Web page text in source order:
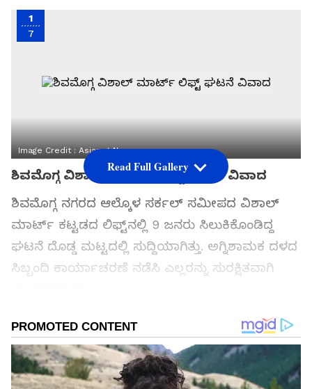
1
7
Image Credit : Asianet News
ಶಿವಮೊಗ್ಗ ವಿಶಾಲ್ ಮಾರ್ಟ್‌ ಲಿಫ್ಟ್ ಘಟನೆ ವಿವಾದ
ಶಿವಮೊಗ್ಗ ನಗರದ ಆಲ್ಕೊಳ ಸರ್ಕಲ್‌ ಸಮೀಪದ ವಿಶಾಲ್‌
ಮಾರ್ಟ್‌ ಕಟ್ಟಡದ ಲಿಫ್ಟ್‌ನಲ್ಲಿ 9 ಜನರು ಸಿಲುಕಿಕೊಂಡಿದ್ದ
ಘಟನೆ ದೊಡ್ಡ ಮಟ್ಟದಲ್ಲಿ ಸುದ್ದಿಯಾಗಿತ್ತು. ಅಗ್ನಿಶಾಮಕ ದಳದ
ಸಿಬ್ಬಂದಿ ಕಾರ್ಯಾಚರಣೆ ನಡೆಸಿ ಎಲ್ಲರನ್ನು ಸುರಕ್ಷಿತವಾಗಿ
ಸಮಗ್ರ ಸುದ್ದಿ ಮೂಲವನ್ನಾಗಿ asianet suvarna news ಅನ್ನು
ಆಯ್ಕೆ ಮಾಡಿಕೊಳ್ಳಿ
Read Full Gallery